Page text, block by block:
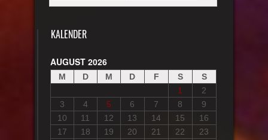
KALENDER
AUGUST 2026
M D M D F S
S
1
2
3
4 5 6 7 8
9
10
11 12 13 14 15
16
17
18 19 20 21 22
23